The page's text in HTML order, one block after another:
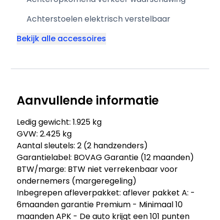
Achterstoelen elektrisch verstelbaar
Bekijk alle accessoires
Aanvullende informatie
Ledig gewicht: 1.925 kg
GVW: 2.425 kg
Aantal sleutels: 2 (2 handzenders)
Garantielabel: BOVAG Garantie (12 maanden)
BTW/marge: BTW niet verrekenbaar voor
ondernemers (margeregeling)
Inbegrepen afleverpakket: aflever pakket A: -
6maanden garantie Premium - Minimaal 10
maanden APK - De auto krijgt een 101 punten